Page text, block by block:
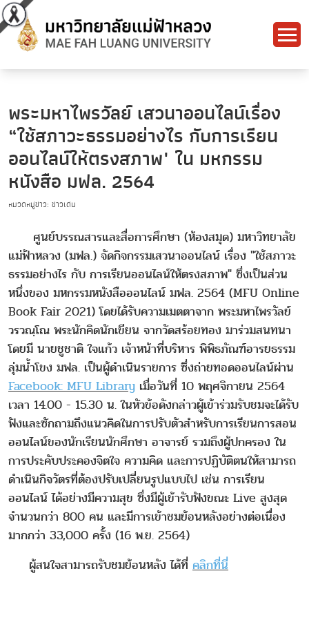
พระมหาไพรวัลย์ เสวนาออนไลน์เรื่อง
“ใช้สภาวะธรรมอย่างไร กับการเรียน
ออนไลน์ให้ตรงสภาพ" ใน มหกรรม
หนังสือ มฟล. 2564
หมวดหมู่ข่าว: ข่าวเด่น
ศูนย์บรรณสารและสื่อการศึกษา (ห้องสมุด) มหาวิทยาลัย
แม่ฟ้าหลวง (มฟล.) จัดกิจกรรมเสวนาออนไลน์ เรื่อง "ใช้สภาวะ
ธรรมอย่างไร กับ การเรียนออนไลน์ให้ตรงสภาพ" ซึ่งเป็นส่วน
หนึ่งของ มหกรรมหนังสือออนไลน์ มฟล. 2564 (MFU Online
Book Fair 2021) โดยได้รับความเมตตาจาก พระมหาไพรวัลย์
วรวณฺโณ พระนักคิดนักเขียน จากวัดสร้อยทอง มาร่วมสนทนา
โดยมี นายชูชาติ ใจแก้ว เจ้าหน้าที่บริหาร พิพิธภัณฑ์อารยธรรม
ลุ่มน้ำโขง มฟล. เป็นผู้ดำเนินรายการ ซึ่งถ่ายทอดออนไลน์ผ่าน
Facebook: MFU Library เมื่อวันที่ 10 พฤศจิกายน 2564
เวลา 14.00 - 15.30 น. ในหัวข้อดังกล่าวผู้เข้าร่วมรับชมจะได้รับ
ฟังและซักถามถึงแนวคิดในการปรับตัวสำหรับการเรียนการสอน
ออนไลน์ของนักเรียนนักศึกษา อาจารย์ รวมถึงผู้ปกครอง ใน
การประคับประคองจิตใจ ความคิด และการปฏิบัติตนให้สามารถ
ดำเนินกิจวัตรที่ต้องปรับเปลี่ยนรูปแบบไป เช่น การเรียน
ออนไลน์ ได้อย่างมีความสุข ซึ่งมีผู้เข้ารับฟังขณะ Live สูงสุด
จำนวนกว่า 800 คน และมีการเข้าชมย้อนหลังอย่างต่อเนื่อง
มากกว่า 33,000 ครั้ง (16 พ.ย. 2564)
ผู้สนใจสามารถรับชมย้อนหลัง ได้ที่ คลิกที่นี่